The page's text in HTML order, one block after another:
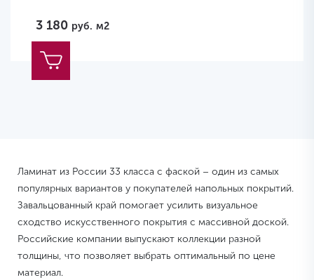
3 180 руб. м2
Ламинат из России 33 класса с фаской – один из самых
популярных вариантов у покупателей напольных покрытий.
Завальцованный край помогает усилить визуальное
сходство искусственного покрытия с массивной доской.
Российские компании выпускают коллекции разной
толщины, что позволяет выбрать оптимальный по цене
материал.